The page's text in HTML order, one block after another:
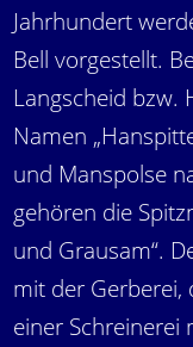
Jahrhundert
Bell vorgestellt.
Langscheid bzw.
Namen
und Manspolse
gehören die
und Grausam“.
mit der Gerberei,
einer Schreinerei